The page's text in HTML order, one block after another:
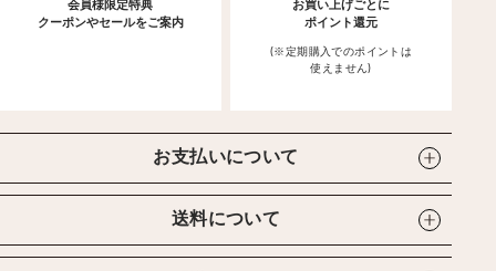
会員様限定特典
クーポンやセールをご案内
お買い上げごとに
ポイント還元
(※定期購入でのポイントは
使えません)
お支払いについて
送料について